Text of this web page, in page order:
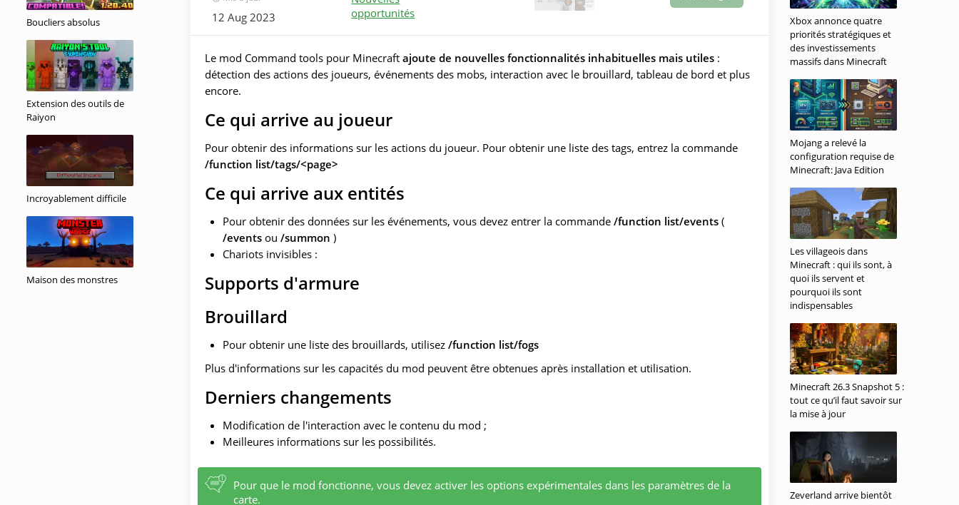
Boucliers absolus
Extension des outils de
Raiyon
Incroyablement difficile
Maison des monstres
12 Aug 2023
opportunités
Le mod Command tools pour Minecraft ajoute de nouvelles fonctionnalités inhabituelles mais utiles :
détection des actions des joueurs, événements des mobs, interaction avec le brouillard, tableau de bord et plus
encore.
Ce qui arrive au joueur
Pour obtenir des informations sur les actions du joueur. Pour obtenir une liste des tags, entrez la commande
/function list/tags/<page>
Ce qui arrive aux entités
Pour obtenir des données sur les événements, vous devez entrer la commande /function list/events (
/events ou /summon )
Chariots invisibles :
Supports d'armure
Brouillard
Pour obtenir une liste des brouillards, utilisez /function list/fogs
Plus d'informations sur les capacités du mod peuvent être obtenues après installation et utilisation.
Derniers changements
Modification de l'interaction avec le contenu du mod ;
Meilleures informations sur les possibilités.
Pour que le mod fonctionne, vous devez activer les options expérimentales dans les paramètres de la
carte.
Xbox annonce quatre
priorités stratégiques et
des investissements
massifs dans Minecraft
Mojang a relevé la
configuration requise de
Minecraft: Java Edition
Les villageois dans
Minecraft : qui ils sont, à
quoi ils servent et
pourquoi ils sont
indispensables
Minecraft 26.3 Snapshot 5 :
tout ce qu’il faut savoir sur
la mise à jour
Zeverland arrive bientôt